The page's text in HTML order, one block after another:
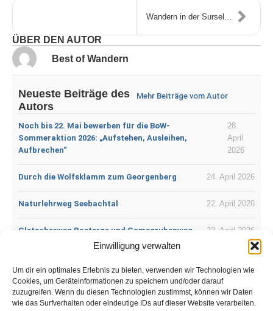
Einwilligung verwalten
Um dir ein optimales Erlebnis zu bieten, verwenden wir Technologien wie
Cookies, um Geräteinformationen zu speichern und/oder darauf
zuzugreifen. Wenn du diesen Technologien zustimmst, können wir Daten
wie das Surfverhalten oder eindeutige IDs auf dieser Website verarbeiten.
ÜBER DEN AUTOR
Best of Wandern
Neueste Beiträge des
Autors
Mehr Beiträge vom Autor
Noch bis 22. Mai bewerben für die BoW-
Sommeraktion 2026: „Aufstehen, Ausleihen,
Aufbrechen“
28.
April
2026
Durch die Wolfsklamm zum Georgenberg 24. April 2026
Naturlehrweg Seebachtal 22. April 2026
Gletscherweg Pasterze und Gamsgrubenweg 22. April 2026
18. April 2026
DonauWellen – Premiumweg:
Donauversickerung
12. April
2026